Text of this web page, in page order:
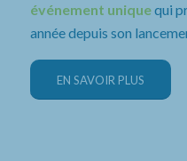
événement uniquequi
année depuis son
EN SAVOIR PLUS